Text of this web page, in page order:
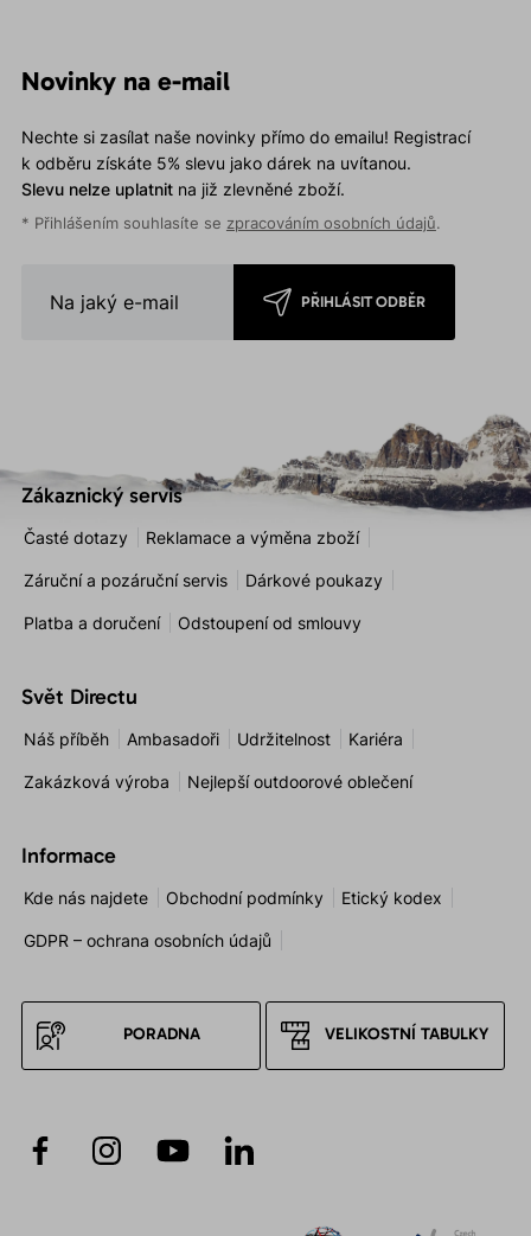
Novinky na e-mail
Nechte si zasílat naše novinky přímo do emailu! Registrací
k odběru získáte 5% slevu jako dárek na uvítanou.
Slevu nelze uplatnitna již zlevněné zboží.
* Přihlášením souhlasíte se zpracováním osobních údajů.
PŘIHLÁSIT ODBĚR
Zákaznický servis
Časté dotazy Reklamace a výměna zboží
Záruční a pozáruční servis Dárkové poukazy
Platba a doručení Odstoupení od smlouvy
Svět Directu
Náš příběh Ambasadoři Udržitelnost Kariéra
Zakázková výroba Nejlepší outdoorové oblečení
Informace
Kde nás najdete Obchodní podmínky Etický kodex
GDPR – ochrana osobních údajů
PORADNA VELIKOSTNÍ TABULKY